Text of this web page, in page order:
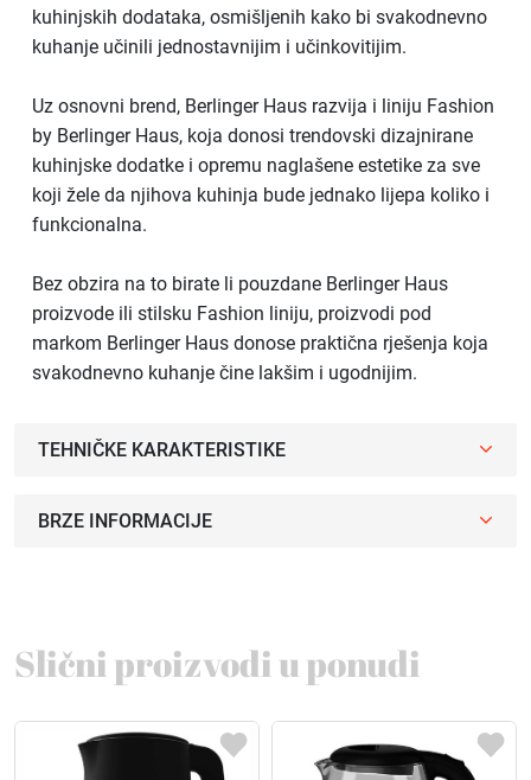
kuhinjskih dodataka, osmišljenih kako bi svakodnevno
kuhanje učinili jednostavnijim i učinkovitijim.
Uz osnovni brend, Berlinger Haus razvija i liniju Fashion
by Berlinger Haus, koja donosi trendovski dizajnirane
kuhinjske dodatke i opremu naglašene estetike za sve
koji žele da njihova kuhinja bude jednako lijepa koliko i
funkcionalna.
Bez obzira na to birate li pouzdane Berlinger Haus
proizvode ili stilsku Fashion liniju, proizvodi pod
markom Berlinger Haus donose praktična rješenja koja
svakodnevno kuhanje čine lakšim i ugodnijim.
TEHNIČKE KARAKTERISTIKE
BRZE INFORMACIJE
Slični proizvodi u ponudi